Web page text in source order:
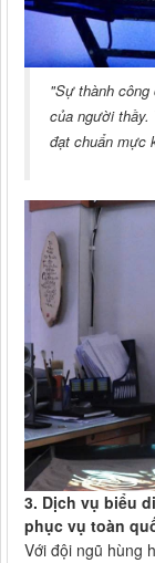
"Sự thành
của người thầy.
đạt chuẩn mực
3. Dịch vụ biểu
phục vụ toàn
Với đội ngũ hùng